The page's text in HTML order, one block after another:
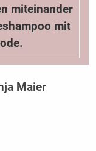
miteinander
mit
Maier